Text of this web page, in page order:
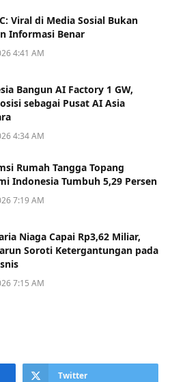
Viral di Media Sosial Bukan
Informasi Benar
4:41 AM
Bangun AI Factory 1 GW,
sebagai Pusat AI Asia
4:34 AM
Rumah Tangga Topang
Indonesia Tumbuh 5,29 Persen
7:19 AM
Niaga Capai Rp3,62 Miliar,
Soroti Ketergantungan pada
7:15 AM
Twitter